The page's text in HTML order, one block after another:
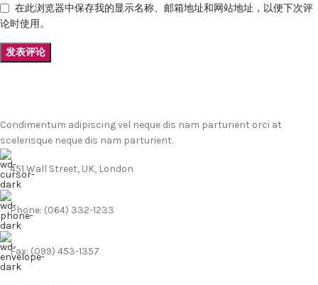
在此浏览器中保存我的显示名称、邮箱地址和网站地址，以便下次评
论时使用。
Condimentum adipiscing vel neque dis nam parturient orci at
scelerisque neque dis nam parturient.
451 Wall Street, UK, London
Phone: (064) 332-1233
Fax: (099) 453-1357